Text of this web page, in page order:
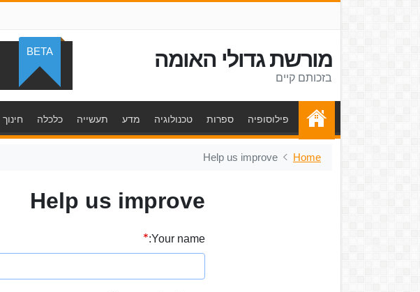
מורשת גדולי האומה
בזכותם קיים
BETA
פילוסופיה ספרות טכנולוגיה מדע תעשייה כלכלה חינוך
Home
Help us improve
Help us improve
Your name: